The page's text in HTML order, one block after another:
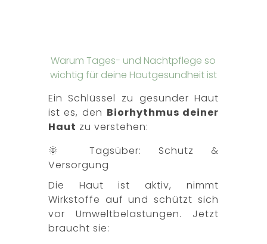
Warum Tages- und Nachtpflege so
wichtig für deine Hautgesundheit ist
Ein Schlüssel zu gesunder Haut
ist es, den Biorhythmus deiner
Haut zu verstehen:
🌞 Tagsüber: Schutz &
Versorgung
Die Haut ist aktiv, nimmt
Wirkstoffe auf und schützt sich
vor Umweltbelastungen. Jetzt
braucht sie: